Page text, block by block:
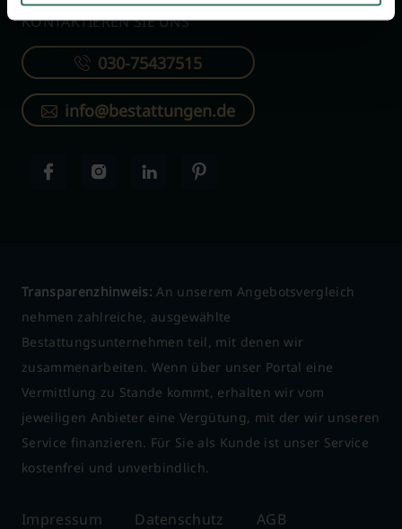
KONTAKTIEREN SIE UNS
030-75437515
info@bestattungen.de
Transparenzhinweis: An unserem Angebotsvergleich
nehmen zahlreiche, ausgewählte
Bestattungsunternehmen teil, mit denen wir
zusammenarbeiten. Wenn über unser Portal eine
Vermittlung zu Stande kommt, erhalten wir vom
jeweiligen Anbieter eine Vergütung, mit der wir unseren
Service finanzieren. Für Sie als Kunde ist unser Service
kostenfrei und unverbindlich.
Impressum Datenschutz AGB